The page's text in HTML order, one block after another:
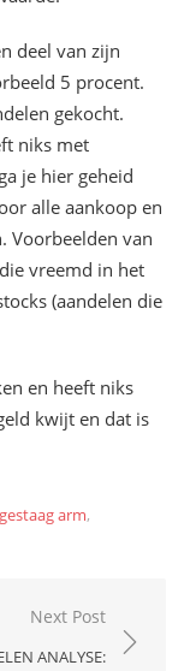
deel van zijn
5 procent.
gekocht.
niks met
je hier geheid
alle aankoop en
Voorbeelden van
vreemd in het
(aandelen die
en heeft niks
kwijt en dat is
gestaag arm,
Next Post
ANALYSE: